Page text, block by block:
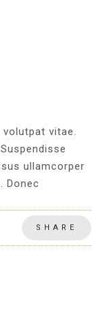
vitae.
ullamcorper
Donec
SHARE